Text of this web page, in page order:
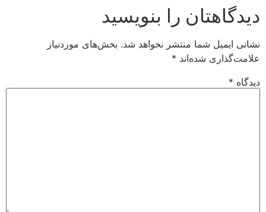
دیدگاهتان را بنویسید
نشانی ایمیل شما منتشر نخواهد شد. بخش‌های موردنیاز
علامت‌گذاری شده‌اند *
دیدگاه *